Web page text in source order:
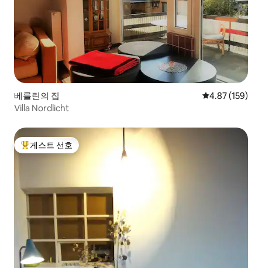
베를린의 집 평점 4.87점(5
4.87 (159)
Villa Nordlicht
상위 게스트 선호
게스트 선호